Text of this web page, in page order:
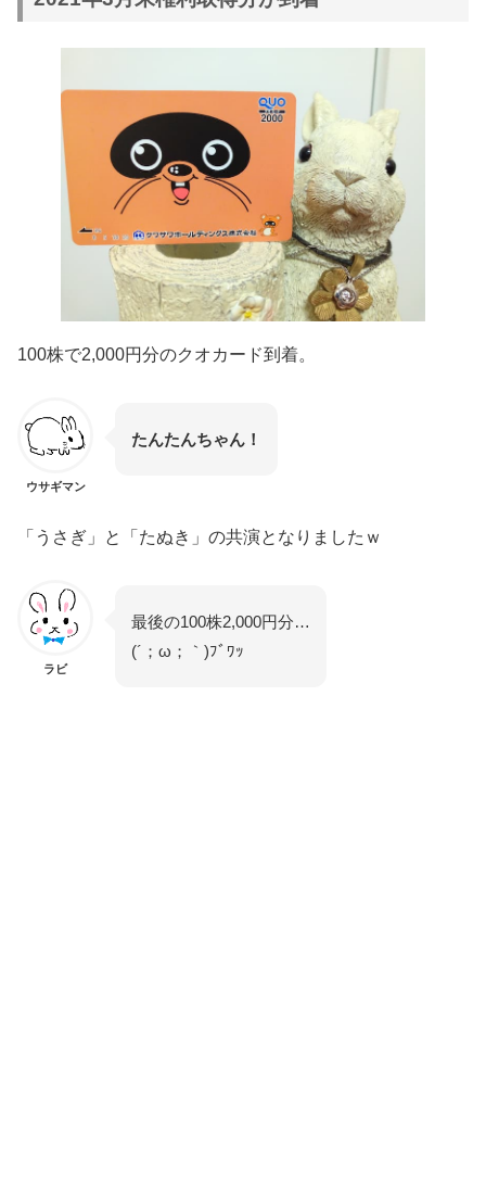
100株で2,000円分のクオカード到着。
ウサギマン
たんたんちゃん！
「うさぎ」と「たぬき」の共演となりましたｗ
ラビ
最後の100株2,000円分…
(´；ω；｀)ﾌﾞﾜｯ